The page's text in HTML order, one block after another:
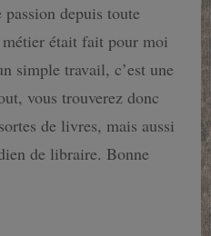
depuis toute
était fait pour moi
simple travail, c’est une
vous trouverez donc
de livres, mais aussi
de libraire. Bonne